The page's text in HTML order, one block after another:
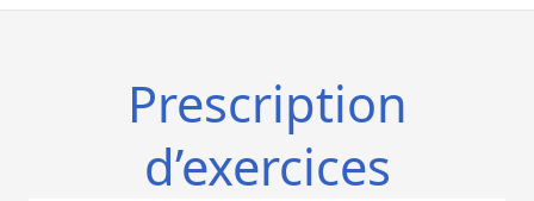
Prescription
d’exercices